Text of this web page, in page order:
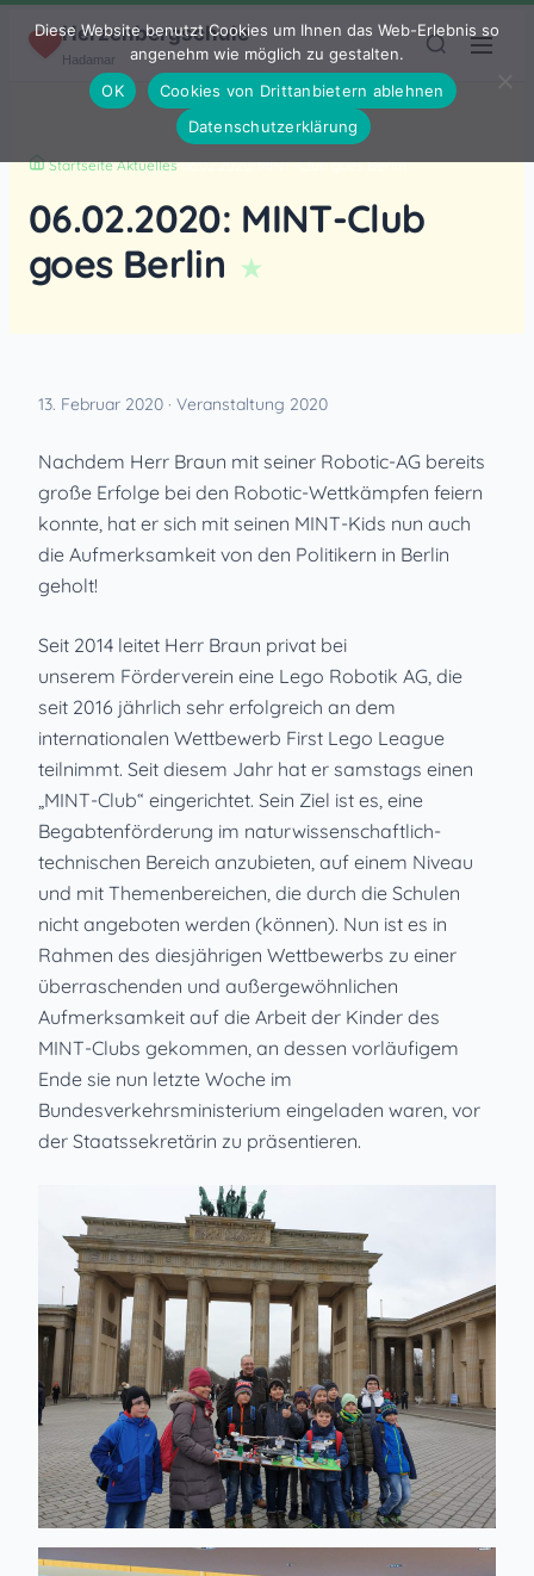
Zum Inhalt springen
Herzenbergschule
Hadamar
Startseite›Aktuelles›06.02.2020: MINT-Club goes Berlin
06.02.2020: MINT-Club
goes Berlin
13. Februar 2020 · Veranstaltung 2020
Nachdem Herr Braun mit seiner Robotic-AG bereits
große Erfolge bei den Robotic-Wettkämpfen feiern
konnte, hat er sich mit seinen MINT-Kids nun auch
die Aufmerksamkeit von den Politikern in Berlin
geholt!
Seit 2014 leitet Herr Braun privat bei
unserem Förderverein eine Lego Robotik AG, die
seit 2016 jährlich sehr erfolgreich an dem
internationalen Wettbewerb First Lego League
teilnimmt. Seit diesem Jahr hat er samstags einen
„MINT-Club“ eingerichtet. Sein Ziel ist es, eine
Begabtenförderung im naturwissenschaftlich-
technischen Bereich anzubieten, auf einem Niveau
und mit Themenbereichen, die durch die Schulen
nicht angeboten werden (können). Nun ist es in
Rahmen des diesjährigen Wettbewerbs zu einer
überraschenden und außergewöhnlichen
Aufmerksamkeit auf die Arbeit der Kinder des
MINT-Clubs gekommen, an dessen vorläufigem
Ende sie nun letzte Woche im
Bundesverkehrsministerium eingeladen waren, vor
der Staatssekretärin zu präsentieren.
Diese Website benutzt Cookies um Ihnen das Web-Erlebnis so
angenehm wie möglich zu gestalten.
OK
Cookies von Drittanbietern ablehnen
Datenschutzerklärung